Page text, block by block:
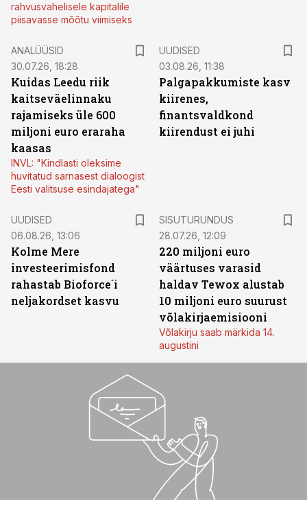
rahvusvahelisele kapitalile
piisavasse mõõtu viimiseks
ANALÜÜSID
30.07.26, 18:28
Kuidas Leedu riik
kaitseväelinnaku
rajamiseks üle 600
miljoni euro eraraha
kaasas
INVL: "Kindlasti oleksime
huvitatud sarnasest dialoogist
Eesti valitsuse esindajatega"
UUDISED
03.08.26, 11:38
Palgapakkumiste kasv
kiirenes,
finantsvaldkond
kiirendust ei juhi
UUDISED
06.08.26, 13:06
Kolme Mere
investeerimisfond
rahastab Bioforce´i
neljakordset kasvu
SISUTURUNDUS
28.07.26, 12:09
220 miljoni euro
väärtuses varasid
haldav Tewox alustab
10 miljoni euro suurust
võlakirjaemisiooni
Võlakirju saab märkida 14.
augustini